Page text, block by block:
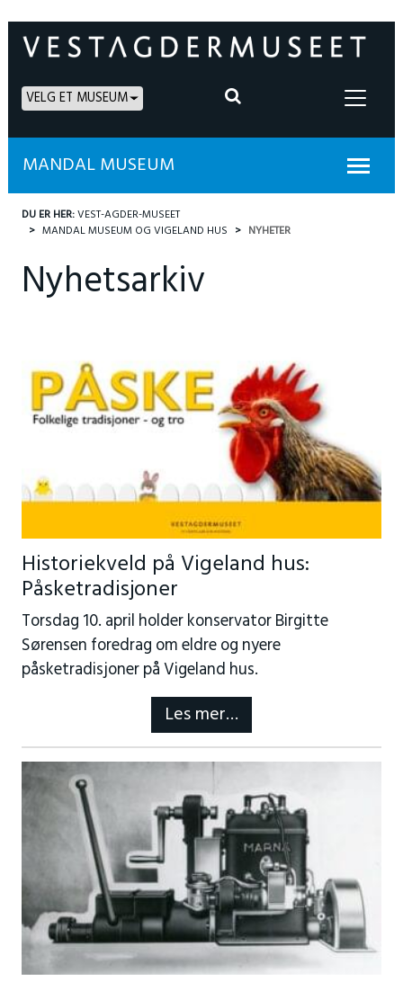
VELG ET MUSEUM
MANDAL MUSEUM
DU ER HER:VEST-AGDER-MUSEET
MANDAL MUSEUM OG VIGELAND HUS
NYHETER
Nyhetsarkiv
Historiekveld på Vigeland hus:
Påsketradisjoner
Torsdag 10. april holder konservator Birgitte
Sørensen foredrag om eldre og nyere
påsketradisjoner på Vigeland hus.
Les mer…